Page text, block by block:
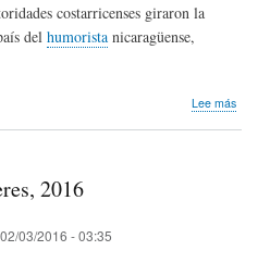
costarricenses giraron la
del humorista nicaragüense,
Lee más
2016
03/2016 - 03:35